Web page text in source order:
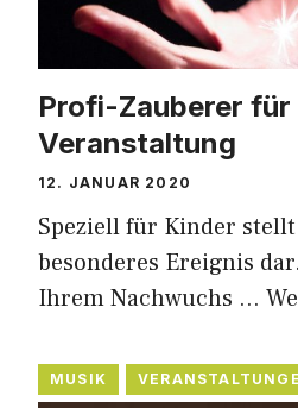
Profi-Zauberer für
Veranstaltung
12. JANUAR 2020
Speziell für Kinder
besonderes Ereignis
Ihrem Nachwuchs …
MUSIK